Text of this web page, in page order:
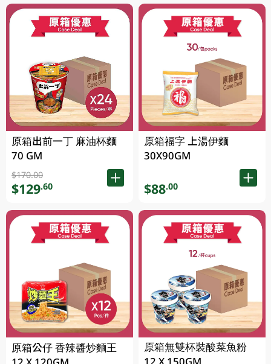
原箱出前一丁 麻油杯麵
70 GM
$170.00
$129.60
原箱公仔 香辣醬炒麵王
原箱福字 上湯伊麵
30X90GM
$88.00
原箱無雙杯裝酸菜魚粉